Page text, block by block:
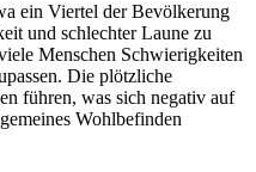
ein Viertel der Bevölkerung
und schlechter Laune zu
Menschen Schwierigkeiten
Die plötzliche
führen, was sich negativ auf
Wohlbefinden